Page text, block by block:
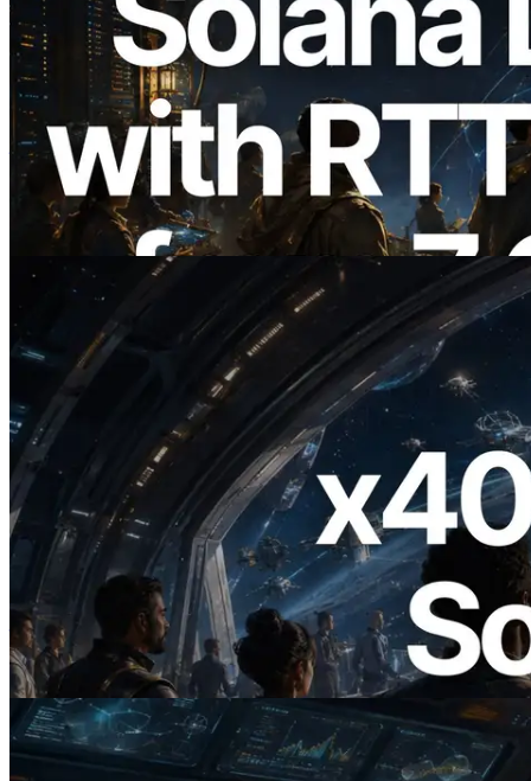
2026.08.05
ERPC 扩展 Solana Leader Slot API：新
增全球 7 个区域的 Ping 测量，Validators
Information API 同步上线
阅读此文章
2026.07.04
ERPC 发布支持 x402 支付的 Solana RPC
— AI Agent 按需为 API 付费的时代开启
阅读此文章